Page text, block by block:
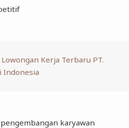
Lowongan Kerja Terbaru PT.
Indonesia
karyawan